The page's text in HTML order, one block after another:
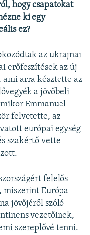
hogy csapatokat
ki egy
ez?
az ukrajnai
erőfeszítések az új
arra késztette az
a jövőbeli
Emmanuel
felvetette, az
európai egység
szakértő vette
felelős
Európa
jövőjéről szóló
vezetőinek,
szereplővé tenni.